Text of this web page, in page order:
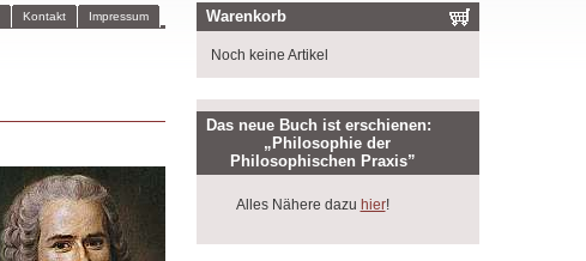
Impressum
Kontakt Warenkorb
Noch keine Artikel
Das neue Buch ist erschienen:
„Philosophie der
Philosophischen Praxis”
Alles Nähere dazu hier!